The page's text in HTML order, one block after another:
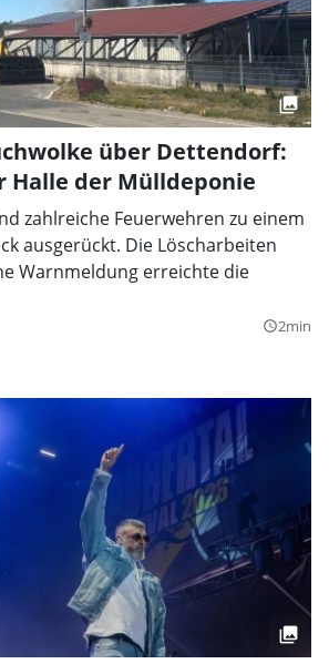
über Dettendorf:
Halle der Mülldeponie
zahlreiche Feuerwehren zu einem
ausgerückt. Die Löscharbeiten
Warnmeldung erreichte die
query_builder2min